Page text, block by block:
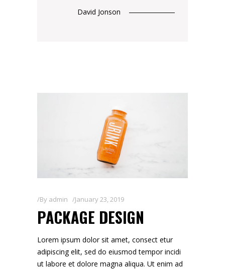
David Jonson
By admin January 23, 2019
PACKAGE DESIGN
Lorem ipsum dolor sit amet, consect etur
adipiscing elit, sed do eiusmod tempor incidi
ut labore et dolore magna aliqua. Ut enim ad